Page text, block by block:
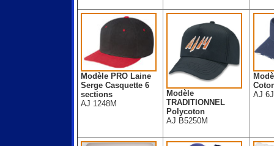
Modèle PRO Laine
Serge Casquette 6
sections
AJ 1248M
Modèle
TRADITIONNEL
Polycoton
AJ B5250M
AJ